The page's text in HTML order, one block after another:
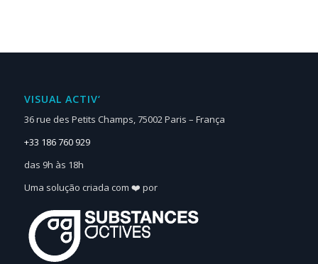
VISUAL ACTIV‘
36 rue des Petits Champs, 75002 Paris – França
+33 186 760 929
das 9h às 18h
Uma solução criada com ❤️ por